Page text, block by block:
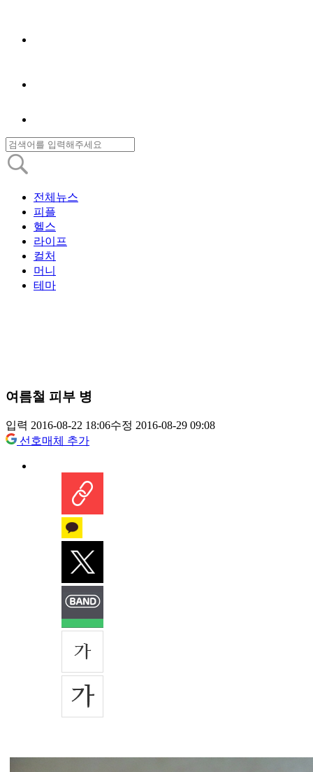
전체뉴스
피플
헬스
라이프
컬처
머니
테마
여름철 피부 병
입력 2016-08-22 18:06수정 2016-08-29 09:08
선호매체 추가